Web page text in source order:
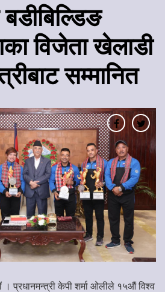
विजेता खेलाडी
सम्मानित
प्रधानमन्त्री केपी शर्मा ओलीले १५औं विश्व